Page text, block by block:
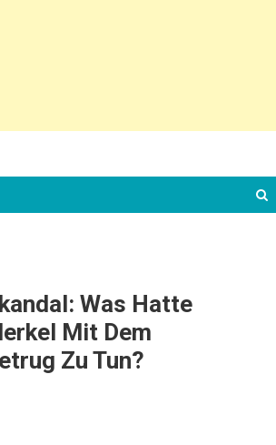
Was Hatte
Mit Dem
Zu Tun?